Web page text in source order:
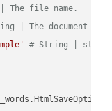
The file name.
| The document
# String |